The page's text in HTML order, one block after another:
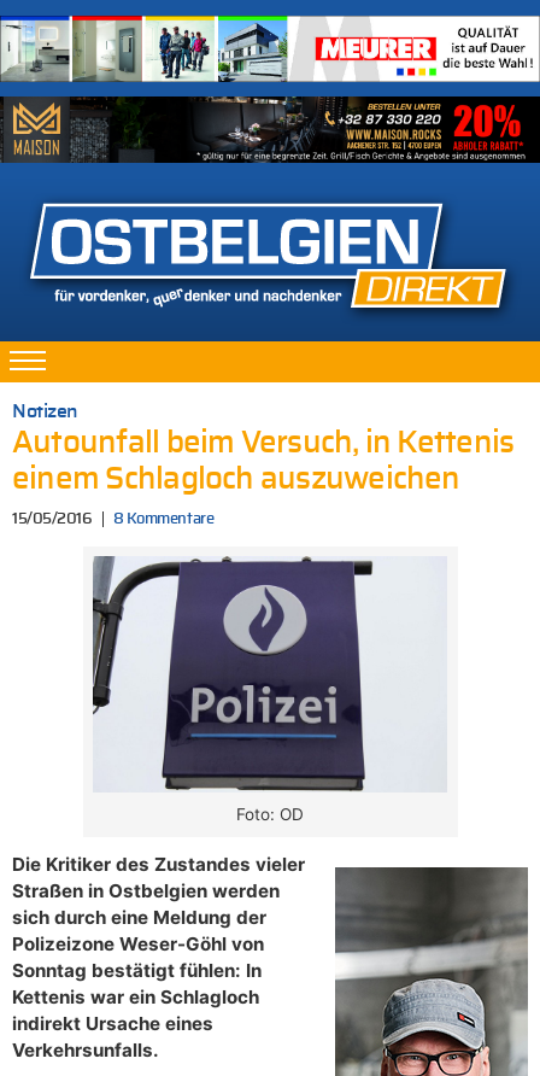
Notizen
Autounfall beim Versuch, in Kettenis
einem Schlagloch auszuweichen
15/05/2016 8 Kommentare
Foto: OD
Die Kritiker des Zustandes vieler
Straßen in Ostbelgien werden
sich durch eine Meldung der
Polizeizone Weser-Göhl von
Sonntag bestätigt fühlen: In
Kettenis war ein Schlagloch
indirekt Ursache eines
Verkehrsunfalls.